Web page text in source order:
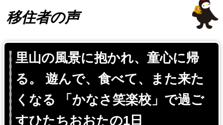
移住者の声
里山の風景に抱かれ、童心に帰
る。 遊んで、食べて、また来た
くなる 「かなさ笑楽校」で過ご
すひたちおおたの1日